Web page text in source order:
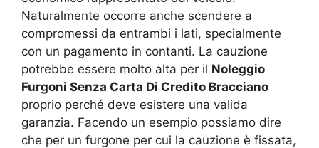
Naturalmente occorre anche scendere a
compromessi da entrambi i lati, specialmente
con un pagamento in contanti. La cauzione
potrebbe essere molto alta per il Noleggio
Furgoni Senza Carta Di Credito Bracciano
proprio perché deve esistere una valida
garanzia. Facendo un esempio possiamo dire
che per un furgone per cui la cauzione è fissata,